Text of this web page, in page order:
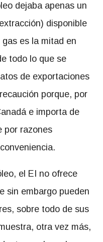
dejaba apenas un
disponible
es la mitad en
todo lo que se
de exportaciones
porque, por
e importa de
por razones
el EI no ofrece
sin embargo pueden
sobre todo de sus
otra vez más,